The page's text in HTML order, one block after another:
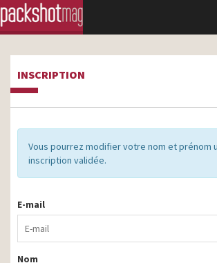
INSCRIPTION
Vous pourrez modifier votre nom et prénom
inscription validée.
E-mail
Nom